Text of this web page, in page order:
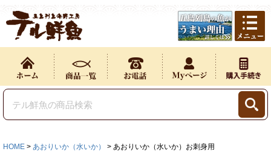
HOME あおりいか（水いか） あおりいか（水いか）お刺身用